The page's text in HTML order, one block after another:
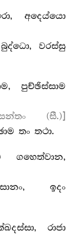
අදෙය්යො
වරස්සු
පුච්ඡිස්සාම
(සී.)]
තං තථා.
ගහෙත්වාන,
ඉදං
රාජා